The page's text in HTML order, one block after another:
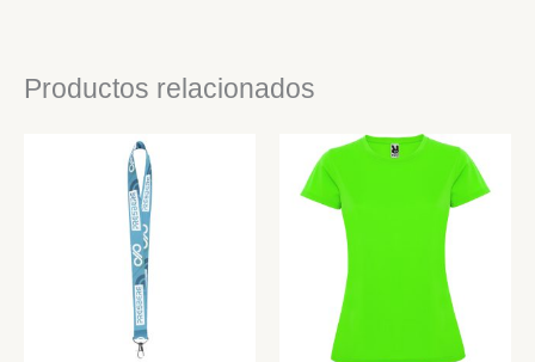
Productos relacionados